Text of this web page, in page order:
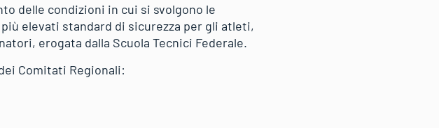
delle condizioni in cui si svolgono le
elevati standard di sicurezza per gli atleti,
erogata dalla Scuola Tecnici Federale.
Comitati Regionali: